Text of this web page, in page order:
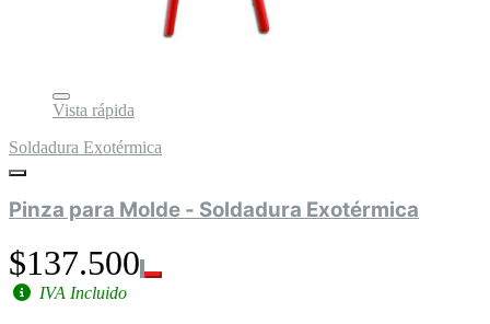
Vista rápida
Soldadura Exotérmica
Pinza para Molde - Soldadura Exotérmica
$137.500
IVA Incluido